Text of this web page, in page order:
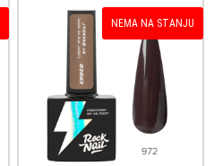
NEMA NA STANJU